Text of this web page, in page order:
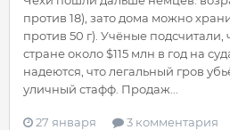
против 18), зато дома можно
против 50 г). Учёные
стране около $115 млн в год на
надеются, что легальный гров
уличный стафф. Продаж...
27 января 3 комментария